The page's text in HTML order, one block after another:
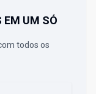
EM UM SÓ
todos os